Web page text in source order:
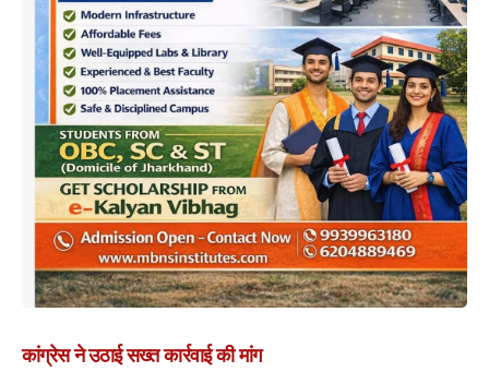
कांग्रेस ने उठाई सख्त कार्रवाई की मांग